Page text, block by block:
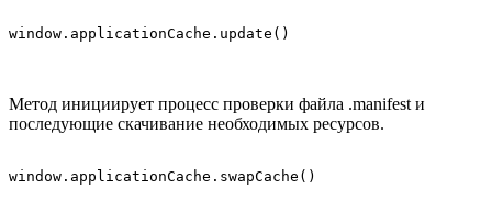
Метод инициирует процесс проверки файла .manifest и
последующие скачивание необходимых ресурсов.